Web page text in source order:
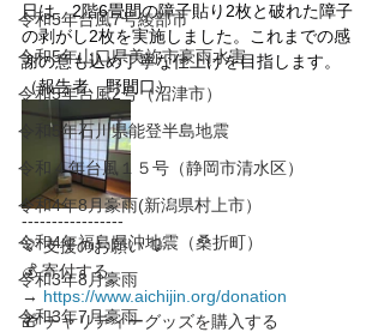
令和5年台風7号綾部市
令和5年山口県美祢市豪雨水害
令和5年台風2号（沼津市）
令和5年石川県能登半島地震
令和４年台風１５号（静岡市清水区）
令和4年8月豪雨(新潟県村上市）
令和4年福島県沖地震（桑折町）
令和3年8月豪雨
令和3年7月豪雨
日は、2階6畳間の障子貼り2枚と破れた障子
の剥がし2枚を実施しました。これまでの感
謝の意も込め丁寧な仕上げを目指します。
（報告者　野間口）
-----------------
💡 支援のお願い 💡
💰 寄付する
→ https://www.aichijin.org/donation
🎁 チャリティーグッズを購入する